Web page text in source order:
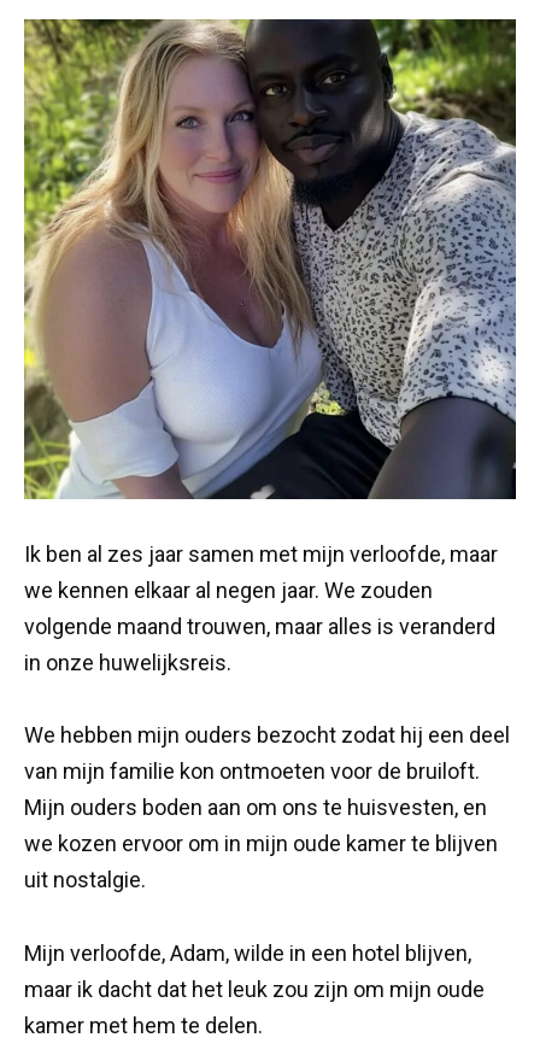
Ik ben al zes jaar samen met mijn verloofde, maar
we kennen elkaar al negen jaar. We zouden
volgende maand trouwen, maar alles is veranderd
in onze huwelijksreis.
We hebben mijn ouders bezocht zodat hij een deel
van mijn familie kon ontmoeten voor de bruiloft.
Mijn ouders boden aan om ons te huisvesten, en
we kozen ervoor om in mijn oude kamer te blijven
uit nostalgie.
Mijn verloofde, Adam, wilde in een hotel blijven,
maar ik dacht dat het leuk zou zijn om mijn oude
kamer met hem te delen.